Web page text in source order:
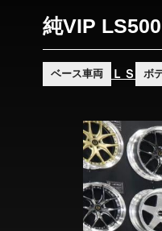
純VIP
ベース車両 ＬＳ ボ